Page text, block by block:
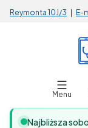
Reymonta 10J/3 E-
Menu
Najbliższa